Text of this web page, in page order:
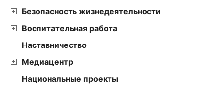
Безопасность жизнедеятельности
Воспитательная работа
Наставничество
Медиацентр
Национальные проекты